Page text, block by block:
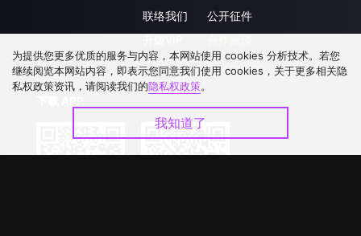
联络我们
公开征件
为提供您更多优质的服务与内容，本网站使用 cookies 分析技术。若您
继续阅览本网站内容，即表示您同意我们使用 cookies，关于更多相关隐
私权政策资讯，请阅读我们的隐私权政策。
我知道了